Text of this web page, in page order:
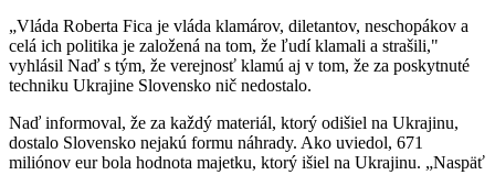
„Vláda Roberta Fica je vláda klamárov, diletantov, neschopákov a
celá ich politika je založená na tom, že ľudí klamali a strašili,"
vyhlásil Naď s tým, že verejnosť klamú aj v tom, že za poskytnuté
techniku Ukrajine Slovensko nič nedostalo.
Naď informoval, že za každý materiál, ktorý odišiel na Ukrajinu,
dostalo Slovensko nejakú formu náhrady. Ako uviedol, 671
miliónov eur bola hodnota majetku, ktorý išiel na Ukrajinu. „Naspäť